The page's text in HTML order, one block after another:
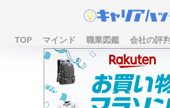
TOP マインド 職業図鑑 会社の評判